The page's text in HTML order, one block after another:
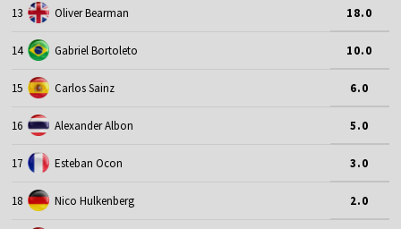
13 Oliver Bearman 18.0
14 Gabriel Bortoleto 10.0
15 Carlos Sainz 6.0
16 Alexander Albon 5.0
17 Esteban Ocon 3.0
18 Nico Hulkenberg 2.0